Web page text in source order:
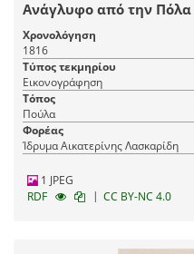
Ανάγλυφο από την Πόλα
Χρονολόγηση
1816
Τύπος τεκμηρίου
Εικονογράφηση
Τόπος
Πούλα
Φορέας
Ίδρυμα Αικατερίνης Λασκαρίδη
1 JPEG
RDF
| CC BY-NC 4.0